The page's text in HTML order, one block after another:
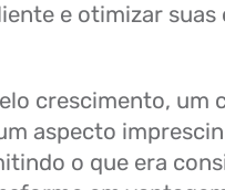
e otimizar
crescimento, um
aspecto
o que era